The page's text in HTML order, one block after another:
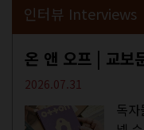
인터뷰 Interviews
2026.07.31
독